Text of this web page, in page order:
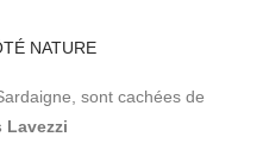
NATURE
sont cachées de
Lavezzi